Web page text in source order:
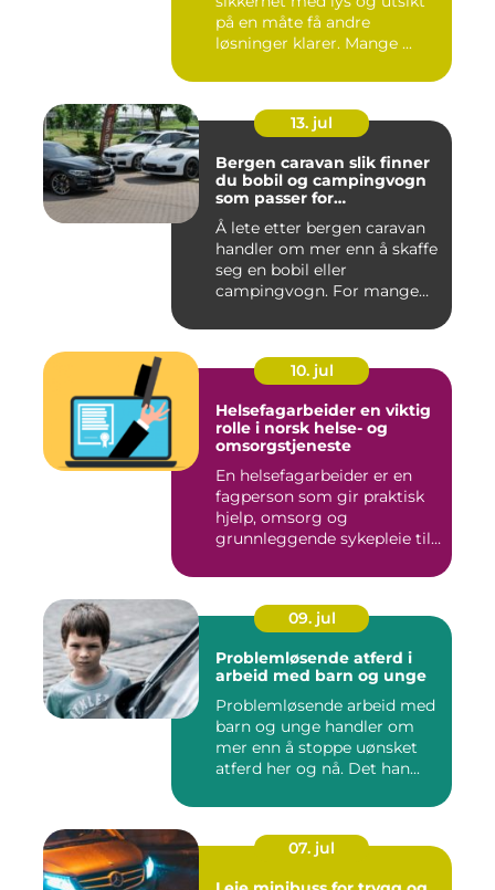
på en måte få andre
løsninger klarer. Mange ...
13. jul
Bergen caravan slik finner
du bobil og campingvogn
som passer for
vestlandsværet
Å lete etter bergen caravan
handler om mer enn å skaffe
seg en bobil eller
campingvogn. For mange
10. jul
Helsefagarbeider en viktig
rolle i norsk helse- og
omsorgstjeneste
En helsefagarbeider er en
fagperson som gir praktisk
hjelp, omsorg og
grunnleggende sykepleie til
09. jul
Problemløsende atferd i
arbeid med barn og unge
Problemløsende arbeid med
barn og unge handler om
mer enn å stoppe uønsket
atferd her og nå. Det han...
07. jul